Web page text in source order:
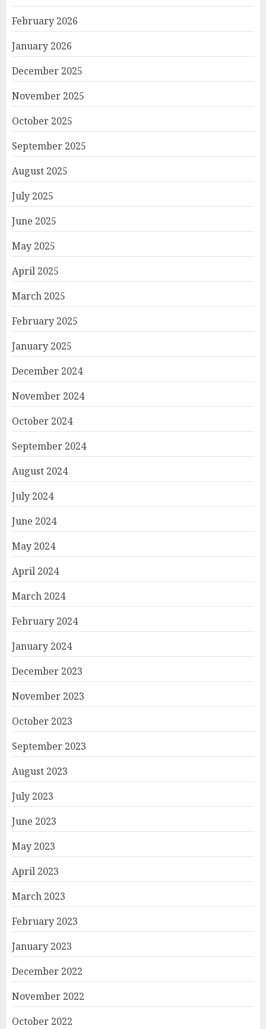
February 2026
January 2026
December 2025
November 2025
October 2025
September 2025
August 2025
July 2025
June 2025
May 2025
April 2025
March 2025
February 2025
January 2025
December 2024
November 2024
October 2024
September 2024
August 2024
July 2024
June 2024
May 2024
April 2024
March 2024
February 2024
January 2024
December 2023
November 2023
October 2023
September 2023
August 2023
July 2023
June 2023
May 2023
April 2023
March 2023
February 2023
January 2023
December 2022
November 2022
October 2022